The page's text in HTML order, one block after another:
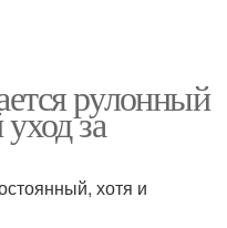
рулонный
за
хотя и